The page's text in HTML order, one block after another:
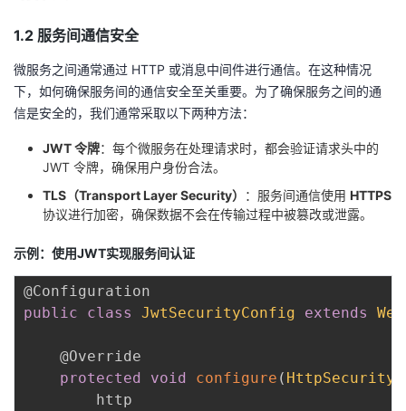
1.2 服务间通信安全
微服务之间通常通过 HTTP 或消息中间件进行通信。在这种情况
下，如何确保服务间的通信安全至关重要。为了确保服务之间的通
信是安全的，我们通常采取以下两种方法：
JWT 令牌：每个微服务在处理请求时，都会验证请求头中的
JWT 令牌，确保用户身份合法。
TLS（Transport Layer Security）
：服务间通信使用 HTTPS
协议进行加密，确保数据不会在传输过程中被篡改或泄露。
示例：使用JWT实现服务间认证
@Configuration
public
class JwtSecurityConfig extends
@Override
protected
void configure ( HttpSecurity
        http